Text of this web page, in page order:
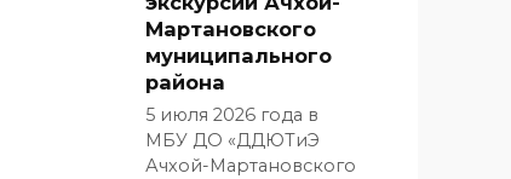
Мартановского
муниципального
района
5 июля 2026 года в
МБУ ДО «ДДЮТиЭ
Ачхой-Мартановского